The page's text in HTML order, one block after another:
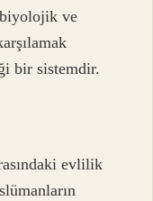
ve
bir sistemdir.
evlilik